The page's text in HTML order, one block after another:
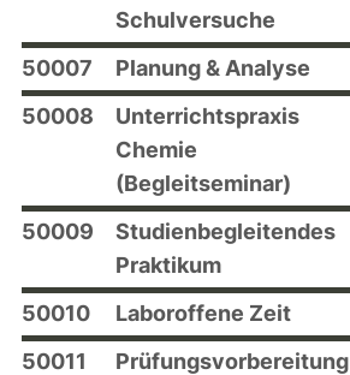
Schulversuche
50007 Planung & Analyse
50008
Unterrichtspraxis
Chemie
(Begleitseminar)
50009
Studienbegleitendes
Praktikum
50010 Laboroffene Zeit
50011
Prüfungsvorbereitung